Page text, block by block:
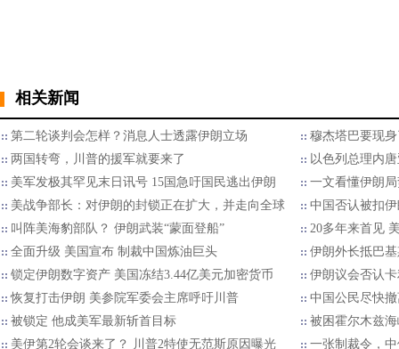
相关新闻
第二轮谈判会怎样？消息人士透露伊朗立场
穆杰塔巴要现
两国转弯，川普的援军就要来了
以色列总理内
美军发极其罕见末日讯号 15国急吁国民逃出伊朗
一文看懂伊朗
美战争部长：对伊朗的封锁正在扩大，并走向全球
中国否认被扣
叫阵美海豹部队？ 伊朗武装“蒙面登船”
20多年来首见
全面升级 美国宣布 制裁中国炼油巨头
伊朗外长抵巴
锁定伊朗数字资产 美国冻结3.44亿美元加密货币
伊朗议会否认
恢复打击伊朗 美参院军委会主席呼吁川普
中国公民尽快
被锁定 他成美军最新斩首目标
被困霍尔木兹
美伊第2轮会谈来了？ 川普2特使无范斯原因曝光
一张制裁令，